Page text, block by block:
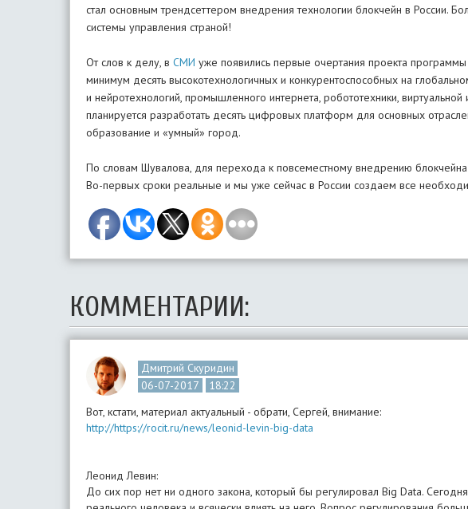
стал основным трендсеттером внедрения технологии блокчейн в России.
системы управления страной!
От слов к делу, в СМИ уже появились первые очертания проекта
минимум десять высокотехнологичных и конкурентоспособных на
и нейротехнологий, промышленного интернета, робототехники,
планируется разработать десять цифровых платформ для основных
образование и «умный» город.
По словам Шувалова, для перехода к повсеместному внедрению блокчейна
Во-первых сроки реальные и мы уже сейчас в России создаем все
КОММЕНТАРИИ:
Дмитрий Скуридин
06-07-2017
18:22
http://https://rocit.ru/news/leonid-levin-big-data
Леонид Левин:
До сих пор нет ни одного закона, который бы регулировал Big Data.